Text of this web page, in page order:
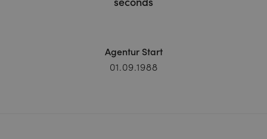
Agentur Start
01.09.1988